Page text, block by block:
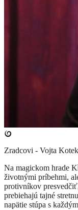
Zradcovi - Vojta Kotek
​Na magickom hrade
životnými príbehmi,
protivníkov
prebiehajú tajné
napätie stúpa s